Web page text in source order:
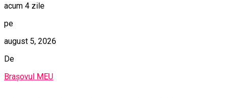
acum 4 zile
pe
august 5, 2026
De
Brașovul MEU